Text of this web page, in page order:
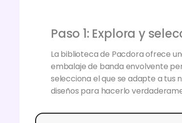
Paso 1: Explora y
La biblioteca de Pacdora ofrece
embalaje de banda envolvente
selecciona el que se adapte a tus
diseños para hacerlo